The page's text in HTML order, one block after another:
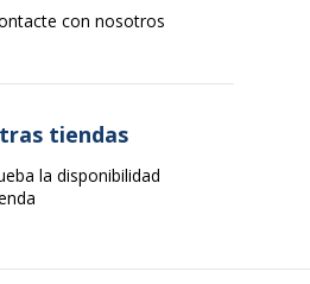
3613000010350
con nosotros
tiendas
la disponibilidad